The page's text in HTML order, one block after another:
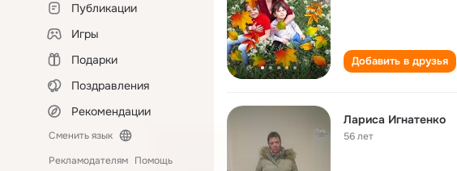
Публикации
Игры
Подарки
Поздравления
Рекомендации
Сменить язык
Рекламодателям Помощь
Добавить в друзья
Лариса Игнатенко
56 лет